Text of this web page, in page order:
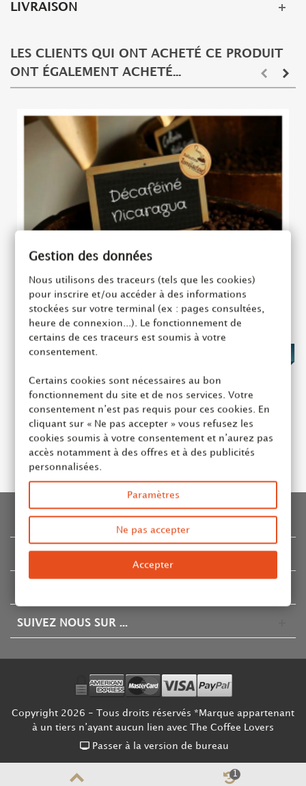
LIVRAISON
LES CLIENTS QUI ONT ACHETÉ CE PRODUIT
ONT ÉGALEMENT ACHETÉ...
Décaféiné sans solvants (Procédé...
Ajouter au panier
SUIVEZ NOUS SUR ...
Copyright 2026 - Tous droits réservés *Marque appartenant
à un tiers n’ayant aucun lien avec The Coffee Lovers
Passer à la version de bureau
1
Gestion des données
Nous utilisons des traceurs (tels que les cookies)
pour inscrire et/ou accéder à des informations
stockées sur votre terminal (ex : pages consultées,
heure de connexion...). Le fonctionnement de
certains de ces traceurs est soumis à votre
consentement.
Certains cookies sont nécessaires au bon
fonctionnement du site et de nos services. Votre
consentement n’est pas requis pour ces cookies. En
cliquant sur « Ne pas accepter » vous refusez les
cookies soumis à votre consentement et n’aurez pas
accès notamment à des offres et à des publicités
personnalisées.
Paramètres
Ne pas accepter
Accepter